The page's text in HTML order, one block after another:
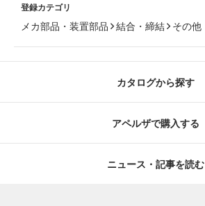
登録カテゴリ
メカ部品・装置部品 結合・締結 その他
カタログから探す
アペルザで購入する
ニュース・記事を読む